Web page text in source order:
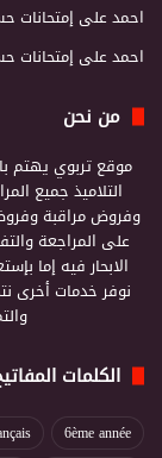
احمدعلى إمتحانات
احمدعلى إمتحانات
من نحن
موقع تربوي يهتم
التلاميذ جميع
وفروض مراقبة
على المراجعة
الابحار فيه إما
نوفر خدمات أخرى
الكلمات
6ème année